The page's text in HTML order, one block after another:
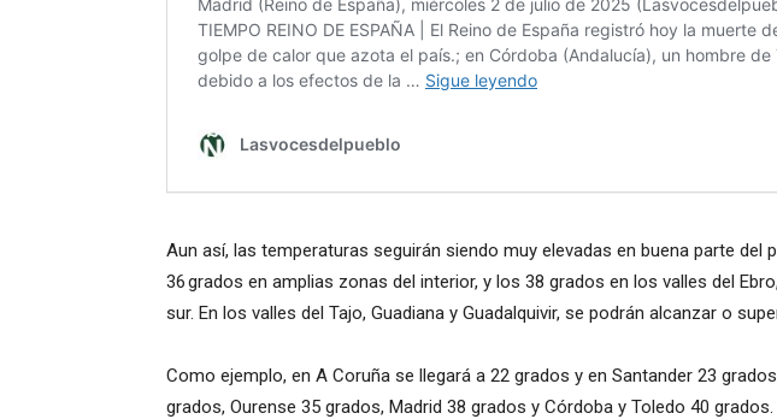
Aun así, las temperaturas seguirán siendo muy elevadas en buena parte del
36 grados en amplias zonas del interior, y los 38 grados en los valles del
sur. En los valles del Tajo, Guadiana y Guadalquivir, se podrán alcanzar o
Como ejemplo, en A Coruña se llegará a 22 grados y en Santander 23
grados, Ourense 35 grados, Madrid 38 grados y Córdoba y Toledo 40 grados.